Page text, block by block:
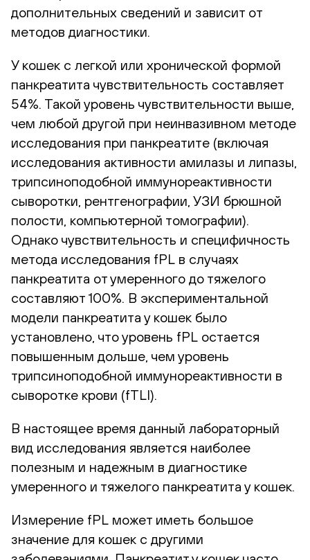
дополнительных сведений и зависит от
методов диагностики.
У кошек с легкой или хронической формой
панкреатита чувствительность составляет
54%. Такой уровень чувствительности выше,
чем любой другой при неинвазивном методе
исследования при панкреатите (включая
исследования активности амилазы и липазы,
трипсиноподобной иммунореактивности
сыворотки, рентгенографии, УЗИ брюшной
полости, компьютерной томографии).
Однако чувствительность и специфичность
метода исследования fPL в случаях
панкреатита от умеренного до тяжелого
составляют 100%. В экспериментальной
модели панкреатита у кошек было
установлено, что уровень fPL остается
повышенным дольше, чем уровень
трипсиноподобной иммунореактивности в
сыворотке крови (fTLI).
В настоящее время данный лабораторный
вид исследования является наиболее
полезным и надежным в диагностике
умеренного и тяжелого панкреатита у кошек.
Измерение fPL может иметь большое
значение для кошек с другими